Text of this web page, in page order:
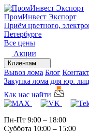
ПромИнвест Экспорт
Приём цветного,
Петербурге
Все цены
Акции
Клиентам
Вывоз лома Блог
Закупка лома для юр. лиц
Как нас найти
Пн-Пт 9:00 – 18:00
Суббота 10:00 – 15:00